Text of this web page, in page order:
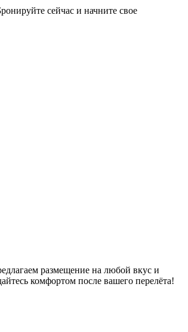
сейчас и начните свое
размещение на любой вкус и
комфортом после вашего перелёта!